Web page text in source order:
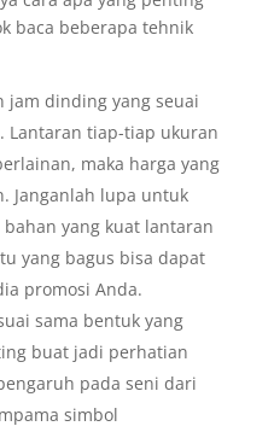
baca beberapa tehnik
jam dinding yang seuai
Lantaran tiap-tiap ukuran
maka harga yang
Janganlah lupa untuk
yang kuat lantaran
yang bagus bisa dapat
promosi Anda.
sama bentuk yang
buat jadi perhatian
pada seni dari
simbol